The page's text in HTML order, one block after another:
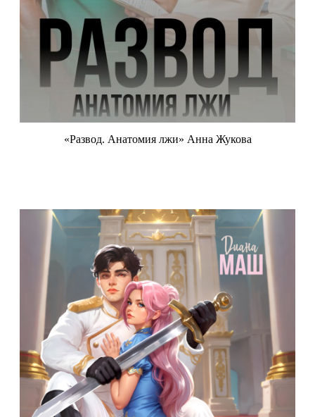
«Развод. Анатомия лжи» Анна Жукова